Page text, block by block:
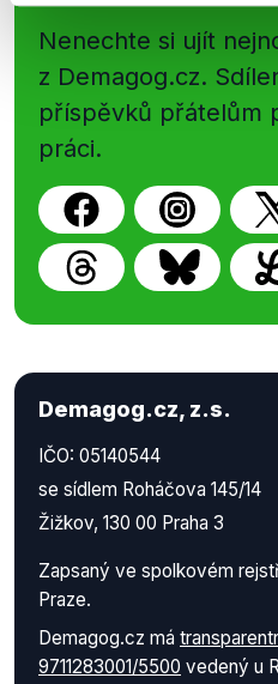
Nenechte si ujít
z Demagog.cz.
příspěvků přátelům
práci.
Demagog.cz, z.s.
IČO: 05140544
se sídlem Roháčova 145/14
Žižkov, 130 00 Praha 3
Zapsaný ve spolkovém
Praze.
Demagog.cz má
9711283001/5500 vedený u